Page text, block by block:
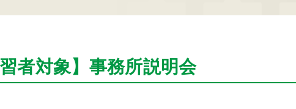
者対象】事務所説明会